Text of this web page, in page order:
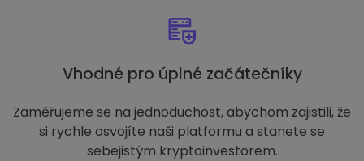
Vhodné pro úplné začátečníky
Zaměřujeme se na jednoduchost, abychom zajistili, že
si rychle osvojíte naši platformu a stanete se
sebejistým kryptoinvestorem.